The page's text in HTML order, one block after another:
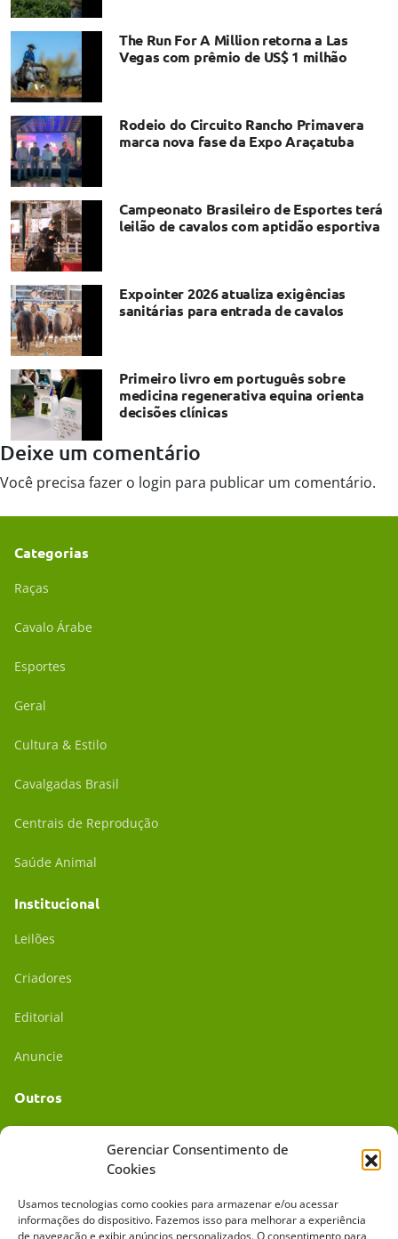
Gerenciar Consentimento de
Cookies
Usamos tecnologias como cookies para armazenar e/ou acessar
informações do dispositivo. Fazemos isso para melhorar a experiência
de navegação e exibir anúncios personalizados. O consentimento para
The Run For A Million retorna a Las
Vegas com prêmio de US$ 1 milhão
Rodeio do Circuito Rancho Primavera
marca nova fase da Expo Araçatuba
Campeonato Brasileiro de Esportes terá
leilão de cavalos com aptidão esportiva
Expointer 2026 atualiza exigências
sanitárias para entrada de cavalos
Primeiro livro em português sobre
medicina regenerativa equina orienta
decisões clínicas
Deixe um comentário
Você precisa fazer o login para publicar um comentário.
Categorias
Raças
Cavalo Árabe
Esportes
Geral
Cultura & Estilo
Cavalgadas Brasil
Centrais de Reprodução
Saúde Animal
Institucional
Leilões
Criadores
Editorial
Anuncie
Outros
Mídia Kit